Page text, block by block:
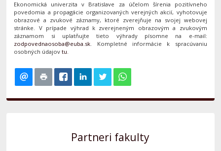
Ekonomická univerzita v Bratislave za účelom šírenia pozitívneho
povedomia a propagácie organizovaných verejných akcií, vyhotovuje
obrazové a zvukové záznamy, ktoré zverejňuje na svojej webovej
stránke. V prípade výhrad k zverejneným obrazovým a zvukovým
záznamom si uplatňujte tieto výhrady písomne na e-mail:
. Kompletné informácie k spracúvaniu
osobných údajovtu.
Partneri fakulty